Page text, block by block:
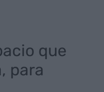
que
para